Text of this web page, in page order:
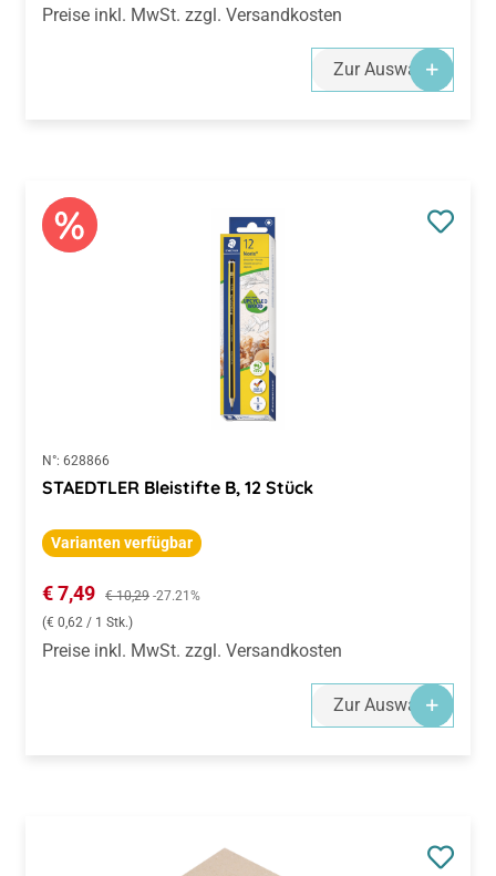
Preise inkl. MwSt. zzgl. Versandkosten
Zur Auswahl
N°: 628866
STAEDTLER Bleistifte B, 12 Stück
Varianten verfügbar
Verkaufspreis:
€ 7,49 Regulärer Preis:
€ 10,29 -27.21%
(€ 0,62 / 1 Stk.)
Preise inkl. MwSt. zzgl. Versandkosten
Zur Auswahl